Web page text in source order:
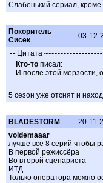
Слабенький сериал, кроме
Покоритель
Сисек
03-12-
Цитата
Кто-то писал:
И после этой мерзости,
5 сезон уже отснят и
BLADESTORM
20-11-
voldemaaar
лучше все 8 серий чтобы
В первой режиссёра
Во второй сценариста
ИТД
Только оператора можно